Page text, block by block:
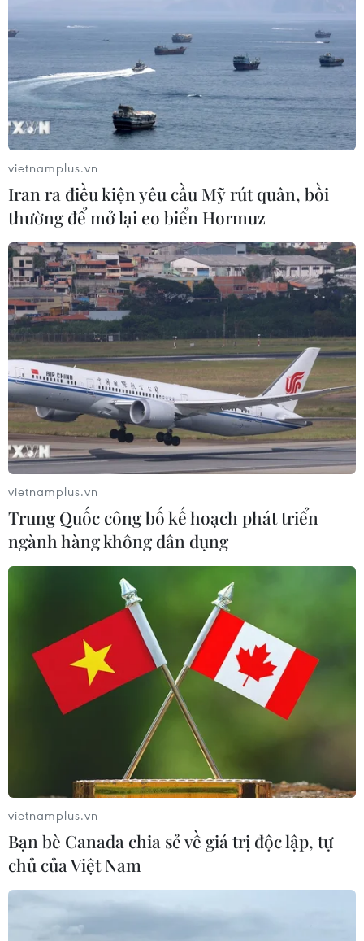
vietnamplus.vn
Iran ra điều kiện yêu cầu Mỹ rút quân, bồi
thường để mở lại eo biển Hormuz
vietnamplus.vn
Trung Quốc công bố kế hoạch phát triển
ngành hàng không dân dụng
vietnamplus.vn
Bạn bè Canada chia sẻ về giá trị độc lập, tự
chủ của Việt Nam